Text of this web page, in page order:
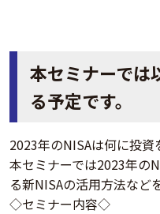
本セミナーでは
る予定です。
2023年のNISAは何に投
本セミナーでは2023年の
る新NISAの活用方法など
◇セミナー内容◇